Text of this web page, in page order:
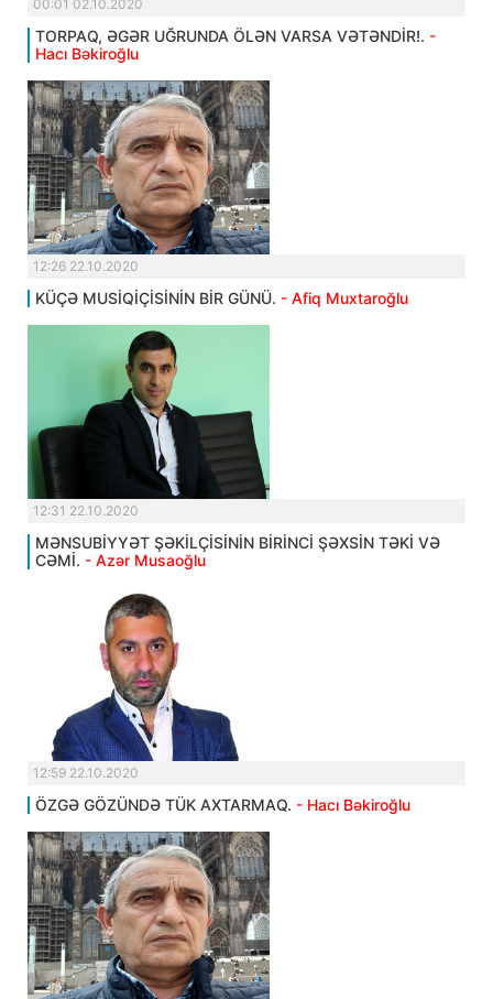
00:01 02.10.2020
TORPAQ, ƏGƏR UĞRUNDA ÖLƏN VARSA VƏTƏNDİR!. -
Hacı Bəkiroğlu
12:26 22.10.2020
KÜÇƏ MUSİQİÇİSİNİN BİR GÜNÜ. - Afiq Muxtaroğlu
12:31 22.10.2020
MƏNSUBİYYƏT ŞƏKİLÇİSİNİN BİRİNCİ ŞƏXSİN TƏKİ VƏ
CƏMİ. - Azər Musaoğlu
12:59 22.10.2020
ÖZGƏ GÖZÜNDƏ TÜK AXTARMAQ. - Hacı Bəkiroğlu